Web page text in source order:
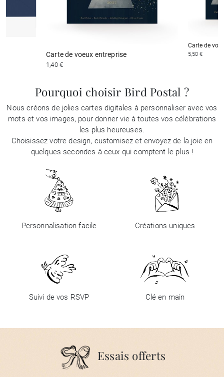
Carte de voeux entreprise
1,40 €
Carte de
5,50 €
Pourquoi choisir Bird Postal ?
Nous créons de jolies cartes digitales à personnaliser avec vos
mots et vos images, pour donner vie à toutes vos célébrations
les plus heureuses.
Choisissez votre design, customisez et envoyez de la joie en
quelques secondes à ceux qui comptent le plus !
Personnalisation facile Créations uniques
Suivi de vos RSVP Clé en main
Essais offerts